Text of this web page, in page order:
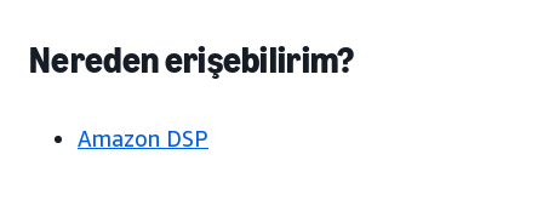
Nereden erişebilirim?
Amazon DSP